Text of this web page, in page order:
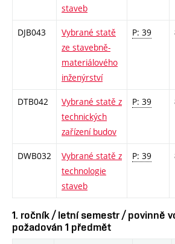
staveb
DJB043
Vybrané statě
ze stavebně-
materiálového
inženýrství
P: 39
DTB042
Vybrané statě z
technických
zařízení budov
P: 39
DWB032
Vybrané statě z
technologie
staveb
P: 39
1. ročník / letní semestr / povinně
požadován 1 předmět